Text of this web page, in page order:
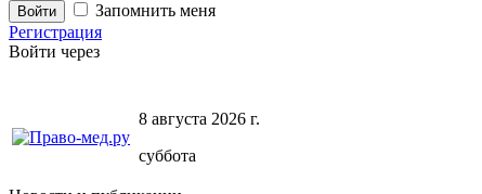
Запомнить меня
Регистрация
Войти через
8 августа 2026 г.
суббота